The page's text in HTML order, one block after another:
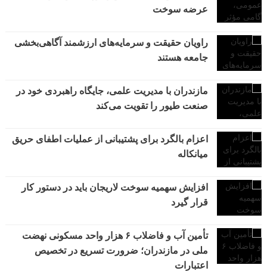
عرضه سوخت
راویان حقیقت و سرمایه‌های ارزشمند آگاهی‌بخشی
جامعه هستند
مازندران با مدیریت علمی، جایگاه راهبردی خود در
صنعت طیور را تقویت می‌کند
اعزام بالگرد برای پشتیبانی از عملیات اطفای حریق
میانکاله
افزایش سهمیه سوخت لاریجان باید در دستور کار
قرار گیرد
تأمین آب و فاضلاب ۶ هزار واحد مسکونی نهضت
ملی در مازندران؛ ضرورت تسریع در تخصیص
اعتبارات